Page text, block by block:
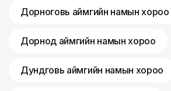
Дорноговь аймгийн намын хороо
Дорнод аймгийн намын хороо
Дундговь аймгийн намын хороо